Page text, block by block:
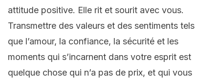
attitude positive. Elle rit et sourit avec vous.
Transmettre des valeurs et des sentiments tels
que l’amour, la confiance, la sécurité et les
moments qui s’incarnent dans votre esprit est
quelque chose qui n’a pas de prix, et qui vous